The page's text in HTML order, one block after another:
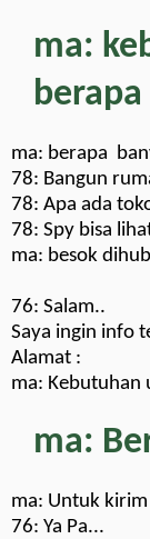
ma:
berapa
ma: berapa
78: Bangun
78: Apa ada
78: Spy bisa
ma: besok
76: Salam..
Saya ingin info
Alamat :
ma: Kebutuhan
ma:
ma: Untuk
76: Ya Pa...